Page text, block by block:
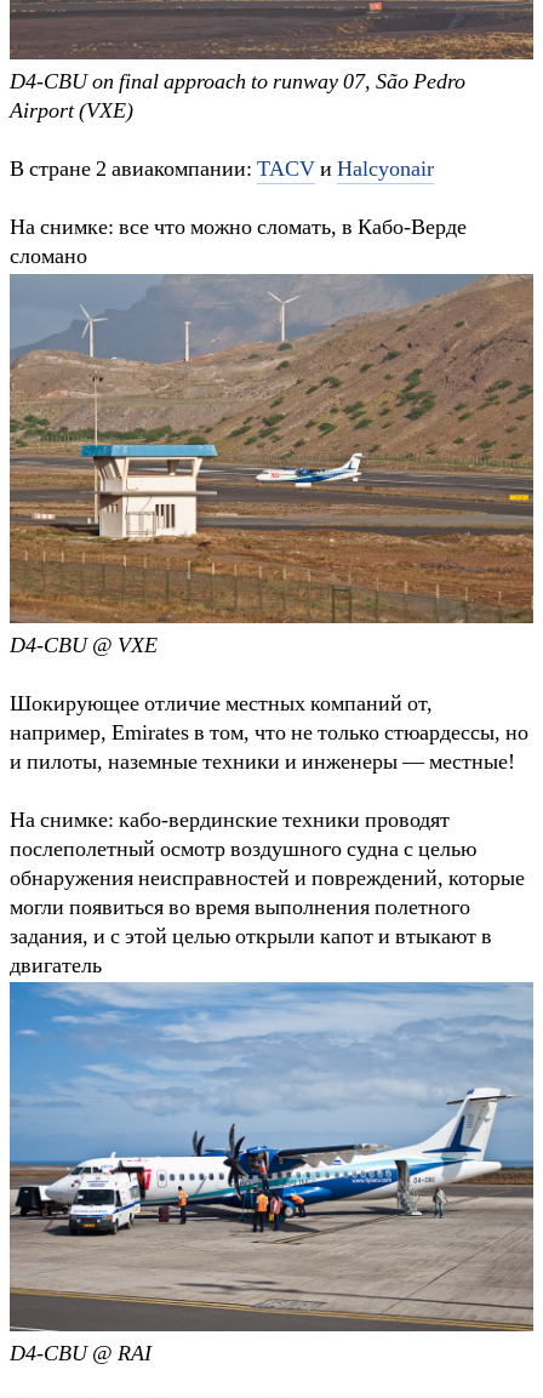
D4-CBU on final approach to runway 07, São Pedro
Airport (VXE)
В стране 2 авиакомпании: TACVи Halcyonair
На снимке: все что можно сломать, в Кабо-Верде
сломано
D4-CBU @ VXE
Шокирующее отличие местных компаний от,
например, Emirates в том, что не только стюардессы, но
и пилоты, наземные техники и инженеры — местные!
На снимке: кабо-вердинские техники проводят
послеполетный осмотр воздушного судна с целью
обнаружения неисправностей и повреждений, которые
могли появиться во время выполнения полетного
задания, и с этой целью открыли капот и втыкают в
двигатель
D4-CBU @ RAI